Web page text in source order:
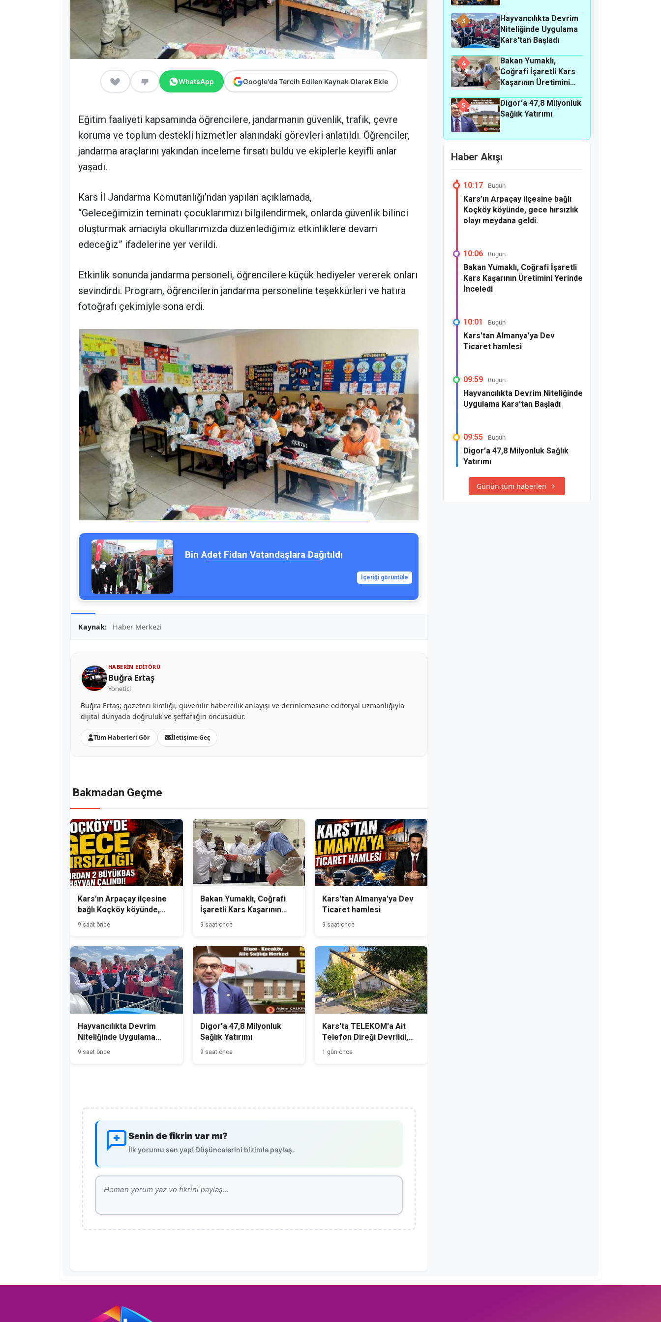
WhatsApp Google'da Tercih Edilen Kaynak Olarak Ekle
Eğitim faaliyeti kapsamında öğrencilere, jandarmanın güvenlik, trafik, çevre
koruma ve toplum destekli hizmetler alanındaki görevleri anlatıldı. Öğrenciler,
jandarma araçlarını yakından inceleme fırsatı buldu ve ekiplerle keyifli anlar
yaşadı.
Kars İl Jandarma Komutanlığı’ndan yapılan açıklamada,
“Geleceğimizin teminatı çocuklarımızı bilgilendirmek, onlarda güvenlik bilinci
oluşturmak amacıyla okullarımızda düzenlediğimiz etkinliklere devam
edeceğiz” ifadelerine yer verildi.
Etkinlik sonunda jandarma personeli, öğrencilere küçük hediyeler vererek onları
sevindirdi. Program, öğrencilerin jandarma personeline teşekkürleri ve hatıra
fotoğrafı çekimiyle sona erdi.
Bin Adet Fidan Vatandaşlara Dağıtıldı
İçeriği görüntüle
Kaynak: Haber Merkezi
HABERIN EDITÖRÜ
Buğra Ertaş
Yönetici
Buğra Ertaş; gazeteci kimliği, güvenilir habercilik anlayışı ve derinlemesine editoryal uzmanlığıyla
dijital dünyada doğruluk ve şeffaflığın öncüsüdür.
Tüm Haberleri Gör İletişime Geç
Bakmadan Geçme
Kars’ın Arpaçay ilçesine
bağlı Koçköy köyünde,
gece hırsızlık olayı
9 saat önce
Bakan Yumaklı, Coğrafi
İşaretli Kars Kaşarının
Üretimini Yerinde İnceledi
9 saat önce
Kars'tan Almanya'ya Dev
Ticaret hamlesi
9 saat önce
Hayvancılıkta Devrim
Niteliğinde Uygulama
Kars'tan Başladı
9 saat önce
Digor’a 47,8 Milyonluk
Sağlık Yatırımı
9 saat önce
Kars'ta TELEKOM'a Ait
Telefon Direği Devrildi,
Mahalle Sakinleri Önlem
Bekliyor
1 gün önce
Senin de fikrin var mı?
İlk yorumu sen yap! Düşüncelerini bizimle paylaş.
3
Hayvancılıkta Devrim
Niteliğinde Uygulama
Kars'tan Başladı
4
Bakan Yumaklı,
Coğrafi İşaretli Kars
Kaşarının Üretimini
5
Digor’a 47,8 Milyonluk
Sağlık Yatırımı
Haber Akışı
10:17 Bugün
Kars’ın Arpaçay ilçesine bağlı
Koçköy köyünde, gece hırsızlık
olayı meydana geldi.
10:06 Bugün
Bakan Yumaklı, Coğrafi İşaretli
Kars Kaşarının Üretimini Yerinde
İnceledi
10:01 Bugün
Kars'tan Almanya'ya Dev
Ticaret hamlesi
09:59 Bugün
Hayvancılıkta Devrim Niteliğinde
Uygulama Kars'tan Başladı
09:55 Bugün
Digor’a 47,8 Milyonluk Sağlık
Yatırımı
Günün tüm haberleri